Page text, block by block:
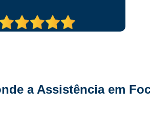
a Assistência em